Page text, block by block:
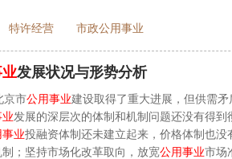
特许经营 市政公用事业
发展状况与形势分析
京市公用事业建设取得了重大进展，但供需
发展的深层次的体制和机制问题还没有得到
业投融资体制还未建立起来，价格体制也
；坚持市场化改革取向，放宽公用事业市场